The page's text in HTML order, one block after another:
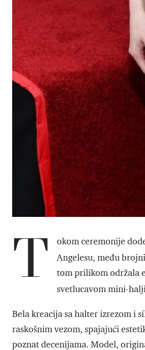
T okom ceremonije
Angelesu, među
tom prilikom održala
svetlucavom mini-
Bela kreacija sa halter izrezom i
raskošnim vezom, spajajući
poznat decenijama. Model,